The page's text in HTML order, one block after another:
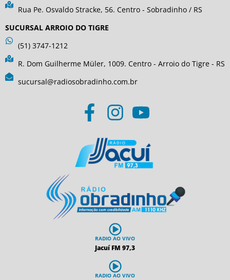
Rua Pe. Osvaldo Stracke, 56. Centro - Sobradinho / RS
SUCURSAL ARROIO DO TIGRE
(51) 3747-1212
R. Dom Guilherme Müler, 1009. Centro - Arroio do Tigre - RS
sucursal@radiosobradinho.com.br
RADIO AO VIVO
Jacuí FM 97,3
RADIO AO VIVO